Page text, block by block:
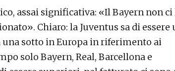
assai significativa: «Il Bayern non ci
Chiaro: la Juventus sa di essere
sotto in Europa in riferimento ai
solo Bayern, Real, Barcellona e